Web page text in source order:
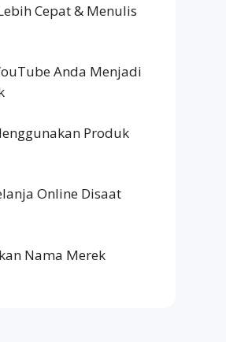
Cepat & Menulis
Anda Menjadi
Produk
Online Disaat
Nama Merek